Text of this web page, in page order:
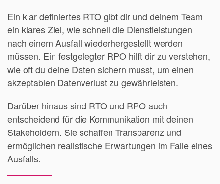
Ein klar definiertes RTO gibt dir und deinem Team
ein klares Ziel, wie schnell die Dienstleistungen
nach einem Ausfall wiederhergestellt werden
müssen. Ein festgelegter RPO hilft dir zu verstehen,
wie oft du deine Daten sichern musst, um einen
akzeptablen Datenverlust zu gewährleisten.
Darüber hinaus sind RTO und RPO auch
entscheidend für die Kommunikation mit deinen
Stakeholdern. Sie schaffen Transparenz und
ermöglichen realistische Erwartungen im Falle eines
Ausfalls.